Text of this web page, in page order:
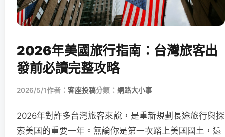
2026年美國旅行指南：台灣旅客出
發前必讀完整攻略
2026/5/1作者： 客座投稿分類： 網路大小事
2026年對許多台灣旅客來說，是重新規劃長途旅行與探
索美國的重要一年。無論你是第一次踏上美國國土，還